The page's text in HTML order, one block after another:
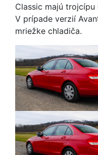
Classic majú
V prípade verzií
mriežke chladiča.